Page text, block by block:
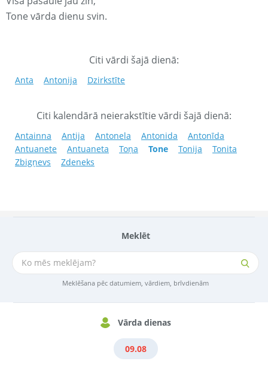
Meklēt
Meklēšana pēc datumiem, vārdiem, brīvdienām
Vārda dienas
09.08
Tone vārda dienu svin.
Citi vārdi šajā dienā:
Anta Antonija Dzirkstīte
Citi kalendārā neierakstītie vārdi šajā dienā:
Antainna Antija Antonela Antonida
Antonīda
Antuanete
Antuaneta Toņa Tone Tonija
Tonita
Zbigņevs
Zdeneks